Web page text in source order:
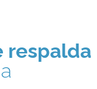
respalda